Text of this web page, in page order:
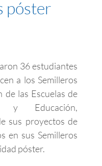
póster
36 estudiantes
a los Semilleros
de las Escuelas de
y Educación,
sus proyectos de
en sus Semilleros
póster.